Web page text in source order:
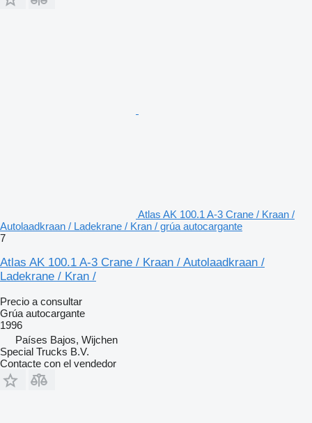
Atlas AK 100.1 A-3 Crane / Kraan /
Autolaadkraan / Ladekrane / Kran / grúa autocargante
7
Atlas AK 100.1 A-3 Crane / Kraan / Autolaadkraan /
Ladekrane / Kran /
Precio a consultar
Grúa autocargante
1996
Países Bajos, Wijchen
Special Trucks B.V.
Contacte con el vendedor